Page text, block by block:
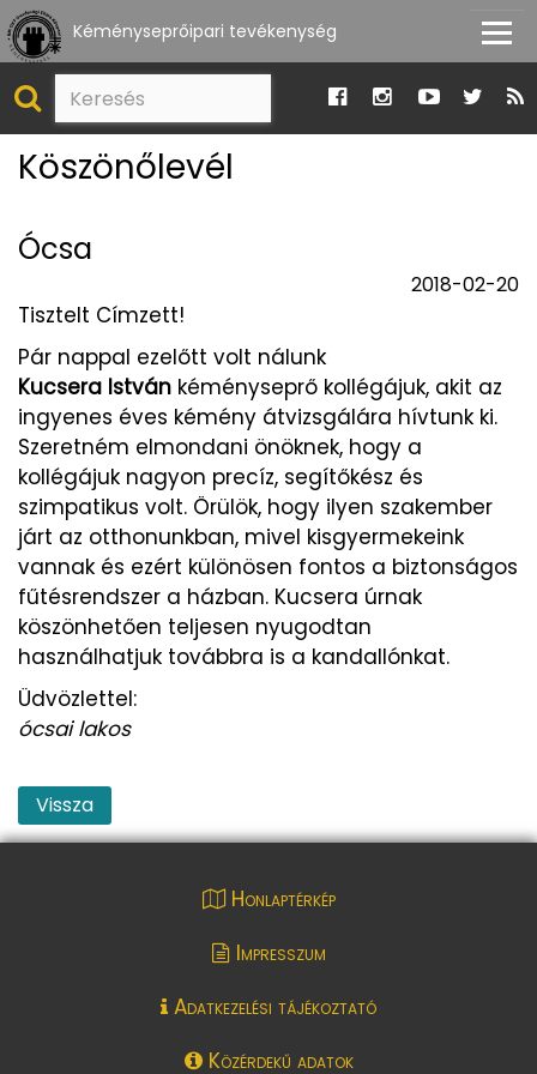
Kéményseprőipari tevékenység
Köszönőlevél
Ócsa
2018-02-20
Tisztelt Címzett!
Pár nappal ezelőtt volt nálunk
Kucsera István kéményseprő kollégájuk, akit az
ingyenes éves kémény átvizsgálára hívtunk ki.
Szeretném elmondani önöknek, hogy a
kollégájuk nagyon precíz, segítőkész és
szimpatikus volt. Örülök, hogy ilyen szakember
járt az otthonunkban, mivel kisgyermekeink
vannak és ezért különösen fontos a biztonságos
fűtésrendszer a házban. Kucsera úrnak
köszönhetően teljesen nyugodtan
használhatjuk továbbra is a kandallónkat.
Üdvözlettel:
ócsai lakos
Vissza
Honlaptérkép
Impresszum
Adatkezelési tájékoztató
Közérdekű adatok